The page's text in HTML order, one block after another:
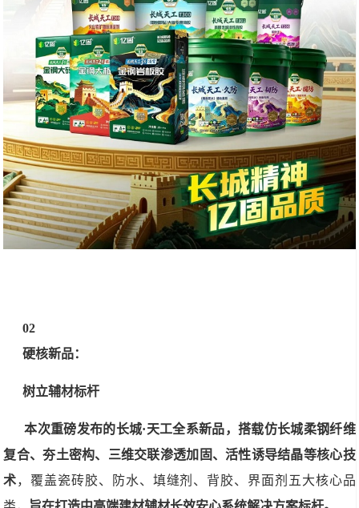
02
硬核新品：
树立辅材标杆
本次重磅发布的长城·天工全系新品，搭载仿长城柔钢纤维
复合、夯土密构、三维交联渗透加固、活性诱导结晶等核心技
术，覆盖瓷砖胶、防水、填缝剂、背胶、界面剂五大核心品